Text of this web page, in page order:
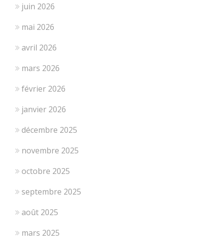
juin 2026
mai 2026
avril 2026
mars 2026
février 2026
janvier 2026
décembre 2025
novembre 2025
octobre 2025
septembre 2025
août 2025
mars 2025